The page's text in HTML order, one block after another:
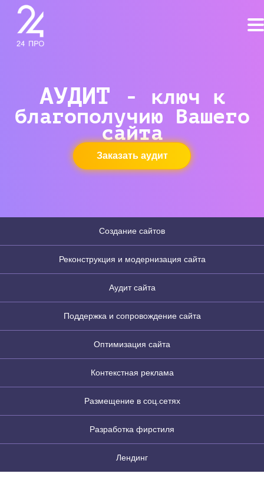
АУДИТ -
ключ к
благополучию Вашего
сайта
Заказать аудит
Создание сайтов
Реконструкция и модернизация сайта
Аудит сайта
Поддержка и сопровождение сайта
Оптимизация сайта
Контекстная реклама
Размещение в соц.сетях
Разработка фирстиля
Лендинг